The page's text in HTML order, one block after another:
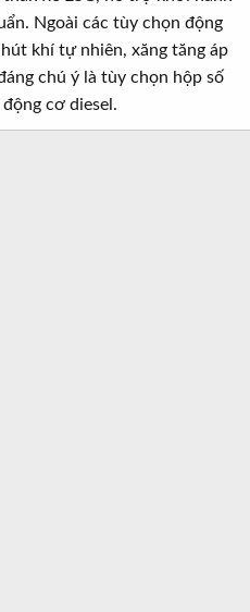
Ngoài các tùy chọn động
khí tự nhiên, xăng tăng áp
chú ý là tùy chọn hộp số
cơ diesel.